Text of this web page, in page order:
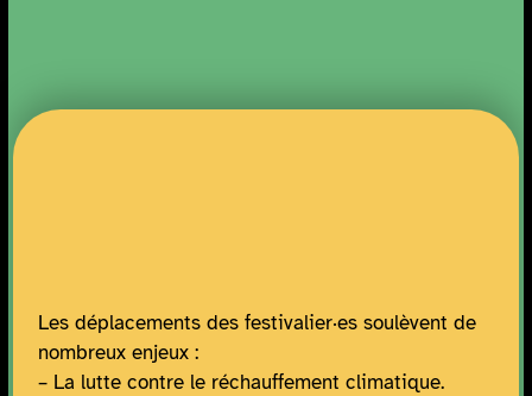
Les déplacements des festivalier·es soulèvent de
nombreux enjeux :
– La lutte contre le réchauffement climatique.